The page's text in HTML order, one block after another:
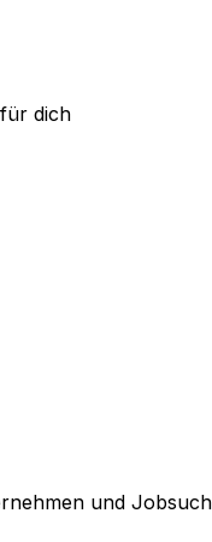
dich
und